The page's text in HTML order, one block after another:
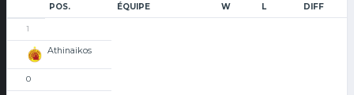
POS. ÉQUIPE W L DIFF
1
Athinaikos
0